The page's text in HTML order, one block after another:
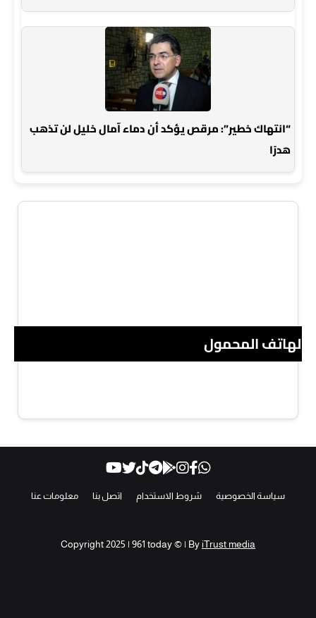
“انتهاك خطير”: مرقص يؤكد أن دماء آمال خليل لن تذهب
هدرًا
الهاتف المحمول
سياسة الخصوصية شروط الاستخدام اتصل بنا معلومات عنا
Copyright 2025 | 961 today © | By iTrust media